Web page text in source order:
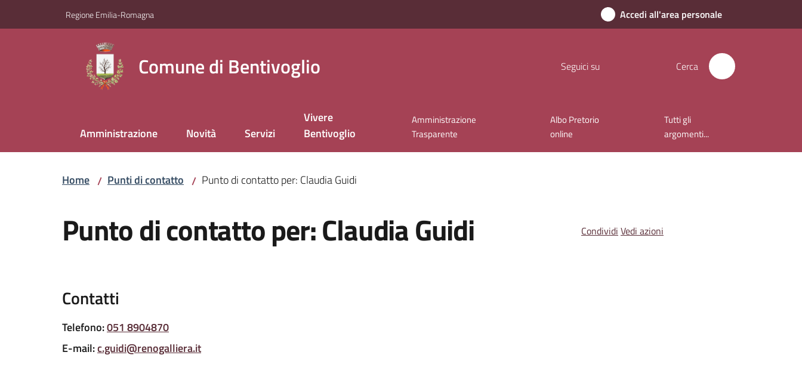
Regione Emilia-Romagna Accedi all'area personale
Comune di Bentivoglio Seguici su Cerca
Amministrazione Novità Servizi
Vivere
Bentivoglio
Amministrazione
Trasparente
Albo Pretorio
online
Tutti gli
argomenti...
Home / Punti di contatto / Punto di contatto per: Claudia Guidi
Punto di contatto per: Claudia Guidi Condividi Vedi azioni
Contatti
Telefono:051 8904870
E-mail:c.guidi@renogalliera.it